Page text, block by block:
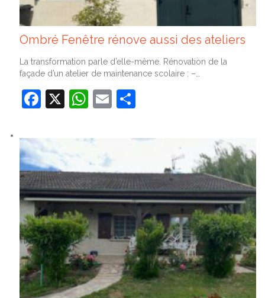
Ombré Fenêtre rénove aussi des ateliers
La transformation parle d’elle-même. Rénovation de la
façade d’un atelier de maintenance scolaire : –…
Facebook
X WhatsApp
Email